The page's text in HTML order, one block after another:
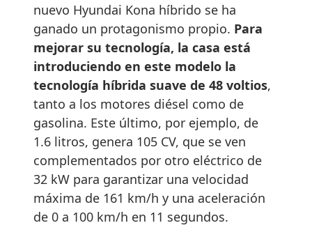
nuevo Hyundai Kona híbrido se ha
ganado un protagonismo propio. Para
mejorar su tecnología, la casa está
introduciendo en este modelo la
tecnología híbrida suave de 48 voltios,
tanto a los motores diésel como de
gasolina. Este último, por ejemplo, de
1.6 litros, genera 105 CV, que se ven
complementados por otro eléctrico de
32 kW para garantizar una velocidad
máxima de 161 km/h y una aceleración
de 0 a 100 km/h en 11 segundos.